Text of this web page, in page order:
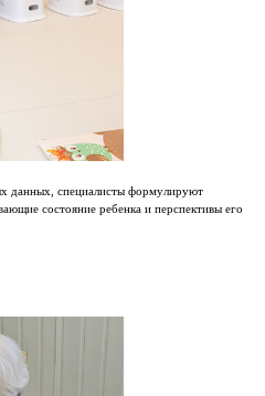
данных, специалисты формулируют
состояние ребенка и перспективы его